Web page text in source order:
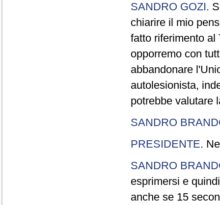
SANDRO GOZI.
chiarire il mio
fatto riferimento al
opporremo con
abbandonare
autolesionista,
potrebbe valutare
SANDRO
PRESIDENTE.
SANDRO
esprimersi e
anche se 15